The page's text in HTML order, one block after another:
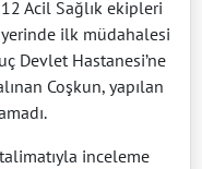
Acil Sağlık ekipleri
ilk müdahalesi
Devlet Hastanesi’ne
Coşkun, yapılan
inceleme